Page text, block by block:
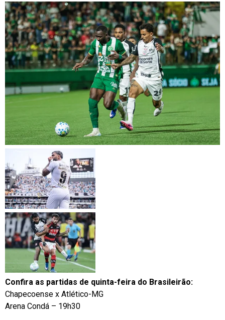
Confira as partidas de quinta-feira do Brasileirão:
Chapecoense x Atlético-MG
Arena Condá – 19h30